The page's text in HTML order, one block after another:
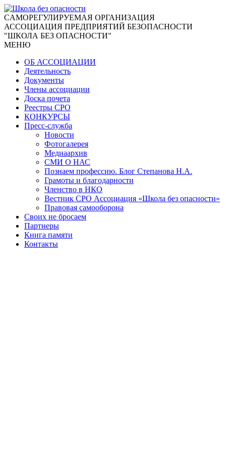
CАМОРЕГУЛИРУЕМАЯ ОРГАНИЗАЦИЯ
АССОЦИАЦИЯ ПРЕДПРИЯТИЙ БЕЗОПАСНОСТИ
"ШКОЛА БЕЗ ОПАСНОСТИ"
МЕНЮ
ОБ АССОЦИАЦИИ
Деятельность
Документы
Члены ассоциации
Доска почета
Реестры СРО
КОНКУРСЫ
Пресс-служба
Новости
Фотогалерея
Медиаархив
СМИ О НАС
Познаем профессию. Блог Степанова Н.А.
Грамоты и благодарности
Членство в НКО
Вестник СРО Ассоциация «Школа без опасности»
Правовая самооборона
Своих не бросаем
Партнеры
Книга памяти
Контакты